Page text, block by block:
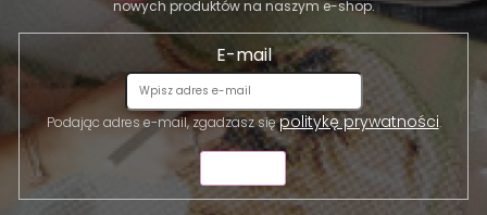
nowych produktów na naszym e-shop.
E-mail
Podając adres e-mail, zgadzasz siępolitykę prywatności.